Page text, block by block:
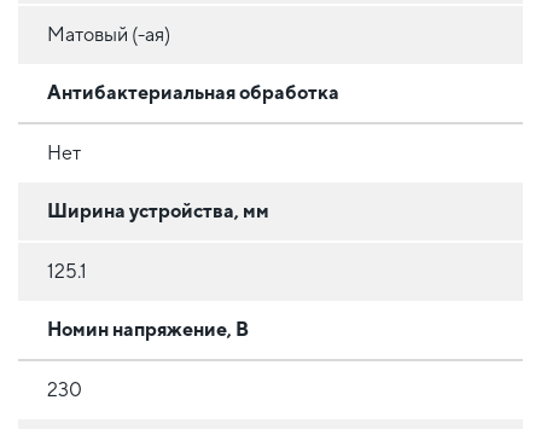
Матовый (-ая)
Антибактериальная обработка
Нет
Ширина устройства, мм
125.1
Номин напряжение, В
230